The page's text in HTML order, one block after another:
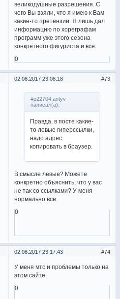
великодушные разрешения. С
чего Вы взяли, что я имею к Вам
какие-то претензии. Я лишь дал
информацию по хореграфам
программ уже этого сезона
конкретного фигуриста и всё.
0
73
02.08.2017 23:08:18
#p22704,antyv
написал(а):
Правда, в посте какие-
то левые гиперссылки,
надо адрес
копировать в браузер.
В смысле левые? Можете
конкретно объяснить, что у вас
не так со ссылками? У меня
нормально все.
0
74
02.08.2017 23:17:43
У меня мтс и проблемы только на
этом сайте.
0